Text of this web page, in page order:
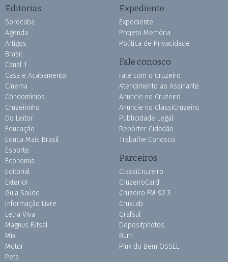
Editorias
Sorocaba
Agenda
Artigos
Brasil
Canal 1
Casa e Acabamento
Cinema
Condomínios
Cruzeirinho
Do Leitor
Educação
Educa Mais Brasil
Esporte
Economia
Editorial
Exterior
Guia Saúde
Informação Livre
Letra Viva
Magnus Futsal
Mix
Motor
Pets
Expediente
Expediente
Projeto Memória
Política de Privacidade
Fale conosco
Fale com o Cruzeiro
Atendimento ao Assinante
Anuncie no Cruzeiro
Anuncie no ClassiCruzeiro
Publicidade Legal
Repórter Cidadão
Trabalhe Conosco
Parceiros
ClassiCruzeiro
CruzeiroCard
Cruzeiro FM 92.3
CruxLab
Grafsul
Depositphotos
Burh
Pink do Bem OSSEL